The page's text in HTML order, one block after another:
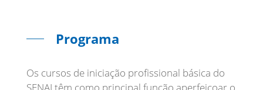
Programa
Os cursos de iniciação profissional básica do